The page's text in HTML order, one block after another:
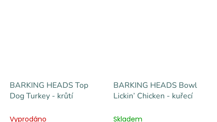
BARKING HEADS Top
Dog Turkey - krůtí
Vyprodáno
BARKING HEADS Bowl
Lickin’ Chicken - kuřecí
Skladem